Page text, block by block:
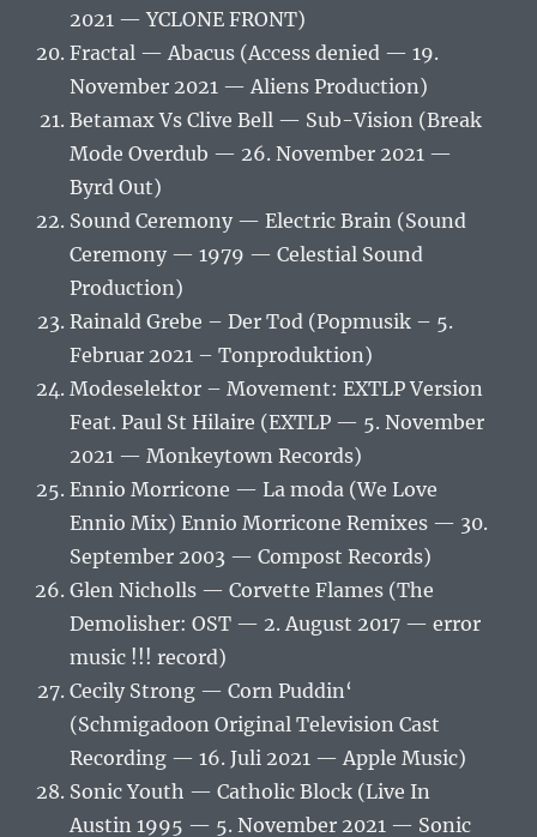
2021 — YCLONE FRONT)
Fractal — Abacus (Access denied — 19.
November 2021 — Aliens Production)
Betamax Vs Clive Bell — Sub-Vision (Break
Mode Overdub — 26. November 2021 —
Byrd Out)
Sound Ceremony — Electric Brain (Sound
Ceremony — 1979 — Celestial Sound
Production)
Rainald Grebe – Der Tod (Popmusik – 5.
Februar 2021 – Tonproduktion)
Modeselektor – Movement: EXTLP Version
Feat. Paul St Hilaire (EXTLP — 5. November
2021 — Monkeytown Records)
Ennio Morricone — La moda (We Love
Ennio Mix) Ennio Morricone Remixes — 30.
September 2003 — Compost Records)
Glen Nicholls — Corvette Flames (The
Demolisher: OST — 2. August 2017 — error
music !!! record)
Cecily Strong — Corn Puddin‘
(Schmigadoon Original Television Cast
Recording — 16. Juli 2021 — Apple Music)
Sonic Youth — Catholic Block (Live In
Austin 1995 — 5. November 2021 — Sonic